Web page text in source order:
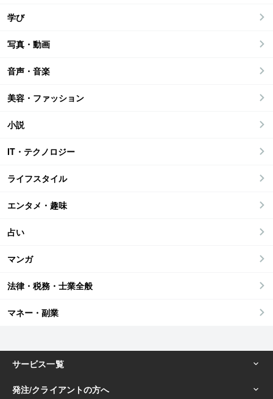
学び
写真・動画
音声・音楽
美容・ファッション
小説
IT・テクノロジー
ライフスタイル
エンタメ・趣味
占い
マンガ
法律・税務・士業全般
マネー・副業